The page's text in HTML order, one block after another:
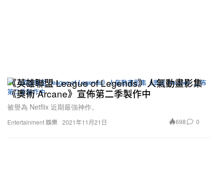
Entertainment 娛樂
《英雄聯盟 League of Legends》人氣動畫影集
《奧術 Arcane》宣佈第二季製作中
被譽為 Netflix 近期最強神作。
2021年11月21日 698 0